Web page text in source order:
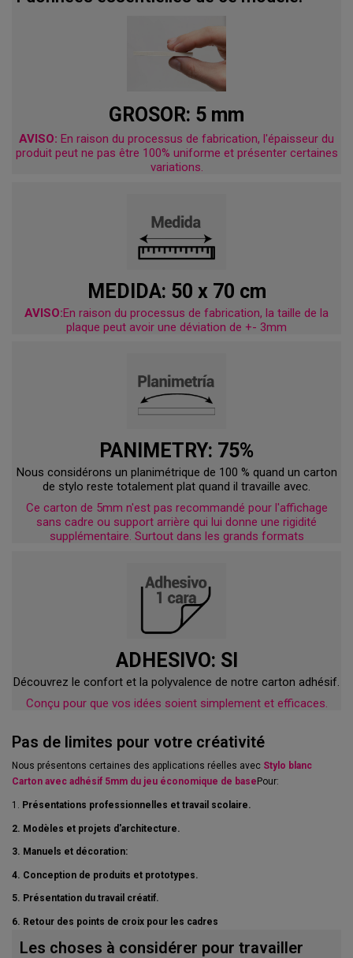
GROSOR: 5 mm
AVISO: En raison du processus de fabrication, l'épaisseur du
produit peut ne pas être 100% uniforme et présenter certaines
variations.
MEDIDA: 50 x 70 cm
AVISO:En raison du processus de fabrication, la taille de la
plaque peut avoir une déviation de +- 3mm
PANIMETRY: 75%
Nous considérons un planimétrique de 100 % quand un carton
de stylo reste totalement plat quand il travaille avec.
Ce carton de 5mm n'est pas recommandé pour l'affichage
sans cadre ou support arrière qui lui donne une rigidité
supplémentaire. Surtout dans les grands formats
ADHESIVO: SI
Découvrez le confort et la polyvalence de notre carton adhésif.
Conçu pour que vos idées soient simplement et efficaces.
Pas de limites pour votre créativité
Nous présentons certaines des applications réelles avec Stylo blanc
Carton avec adhésif 5mm du jeu économique de base Pour:
1. Présentations professionnelles et travail scolaire.
2. Modèles et projets d'architecture.
3. Manuels et décoration:
4. Conception de produits et prototypes.
5. Présentation du travail créatif.
6. Retour des points de croix pour les cadres
Les choses à considérer pour travailler